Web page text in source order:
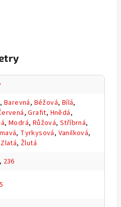
,Barevná, Béžová, Bílá,
,Grafit, Hnědá,
,Modrá, Růžová,Stříbrná,
, Tyrkysová, Vanilková,
Zlatá, Žlutá
, 236